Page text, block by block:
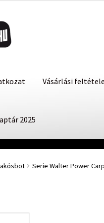
Vásárlási
2025
Serie Walter Power